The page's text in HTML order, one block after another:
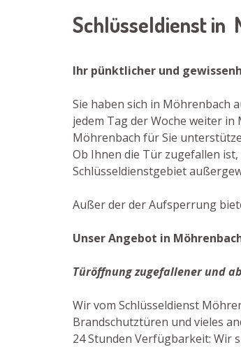
Schlüsseldienst in
Ihr pünktlicher und
Sie haben sich in Möhrenbach
jedem Tag der Woche weiter
Möhrenbach für Sie
Ob Ihnen die Tür zugefallen
Schlüsseldienstgebiet
Außer der der Aufsperrung
Unser Angebot in
Türöffnung zugefallener und
Wir vom Schlüsseldienst
Brandschutztüren und vieles
24 Stunden Verfügbarkeit: Wir